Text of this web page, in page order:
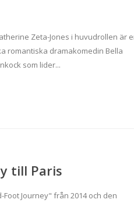
Zeta-Jones i huvudrollen är
romantiska dramakomedin Bella
som lider...
till Paris
Journey" från 2014 och den